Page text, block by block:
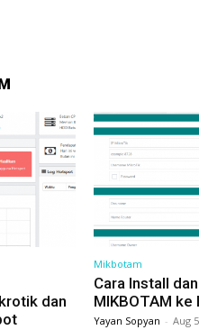
dan
Mikbotam
Cara Install
MIKBOTAM ke
Yayan Sopyan - Aug